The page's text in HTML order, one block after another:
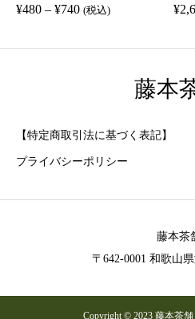
,
0
¥480 – ¥740価
帯
0
–
7
(税込)
¥
藤本
【特定商取引法に基づく表記】
プライバシーポリシー
藤本茶
〒642-0001 和歌山
Copyright © 2023 藤本茶舗